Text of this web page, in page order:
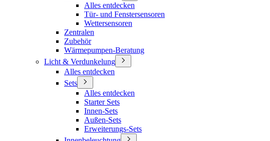
Alles entdecken
Tür- und Fenstersensoren
Wettersensoren
Zentralen
Zubehör
Wärmepumpen-Beratung
Licht & Verdunkelung
Alles entdecken
Sets
Alles entdecken
Starter Sets
Innen-Sets
Außen-Sets
Erweiterungs-Sets